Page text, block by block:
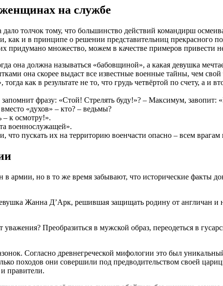
на службе
толчок тому, что большинство действий командирш
как и в принципе о решении представительниц прекрасного
придумано множество, можем в качестве примеров привести
она должна называться «бабовщиной», а какая девушка
она скорее выдаст все известные военные тайны, чем свой
как в результате не то, что грудь четвёртой по счету, а и
фразу: «Стой! Стрелять буду!»? – Максимум, завопит:
«духов» – кто? – ведьмы?
– к осмотру!».
военнослужащей».
пускать их на территорию военчасти опасно – всем врагам
но в то же время забывают, что исторические факты
Жанна Д’Арк, решившая защищать родину от англичан и
уважения? Преобразиться в мужской образ, переодеться в
Согласно древнегреческой мифологии это был
походов они совершили под предводительством своей
правители.